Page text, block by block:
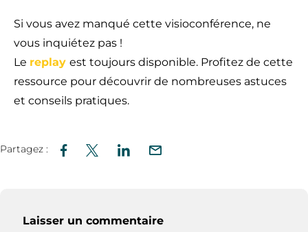
Si vous avez manqué cette visioconférence, ne
vous inquiétez pas !
Le replay est toujours disponible. Profitez de cette
ressource pour découvrir de nombreuses astuces
et conseils pratiques.
Partagez :
Laisser un commentaire